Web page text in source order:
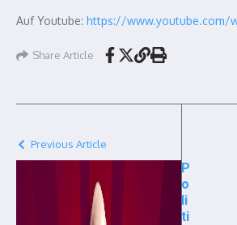
Auf Youtube: https://www.youtube.com/
Share Article
Previous Article
P
o
li
ti